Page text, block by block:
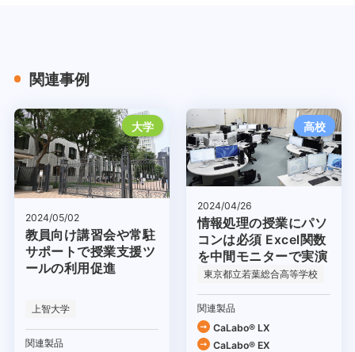
関連事例
大学
2024/05/02
教員向け講習会や常駐
サポートで授業支援ツ
ールの利用促進
上智大学
関連製品
高校
2024/04/26
情報処理の授業にパソ
コンは必須 Excel関数
を中間モニターで実演
東京都立若葉総合高等学校
関連製品
CaLabo® LX
CaLabo® EX